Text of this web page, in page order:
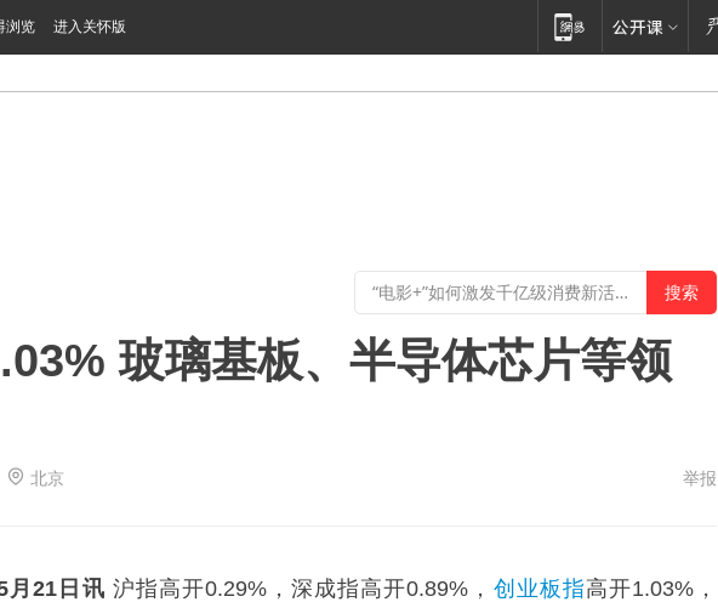
浏览 进入关怀版
玻璃基板、半导体芯片等领
北京 举报
月21日讯 沪指高开0.29%，深成指高开0.89%， 创业板指高开1.03%，